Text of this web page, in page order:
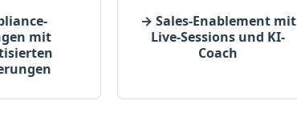
mit
→ Sales-Enablement mit
Live-Sessions und KI-
Coach